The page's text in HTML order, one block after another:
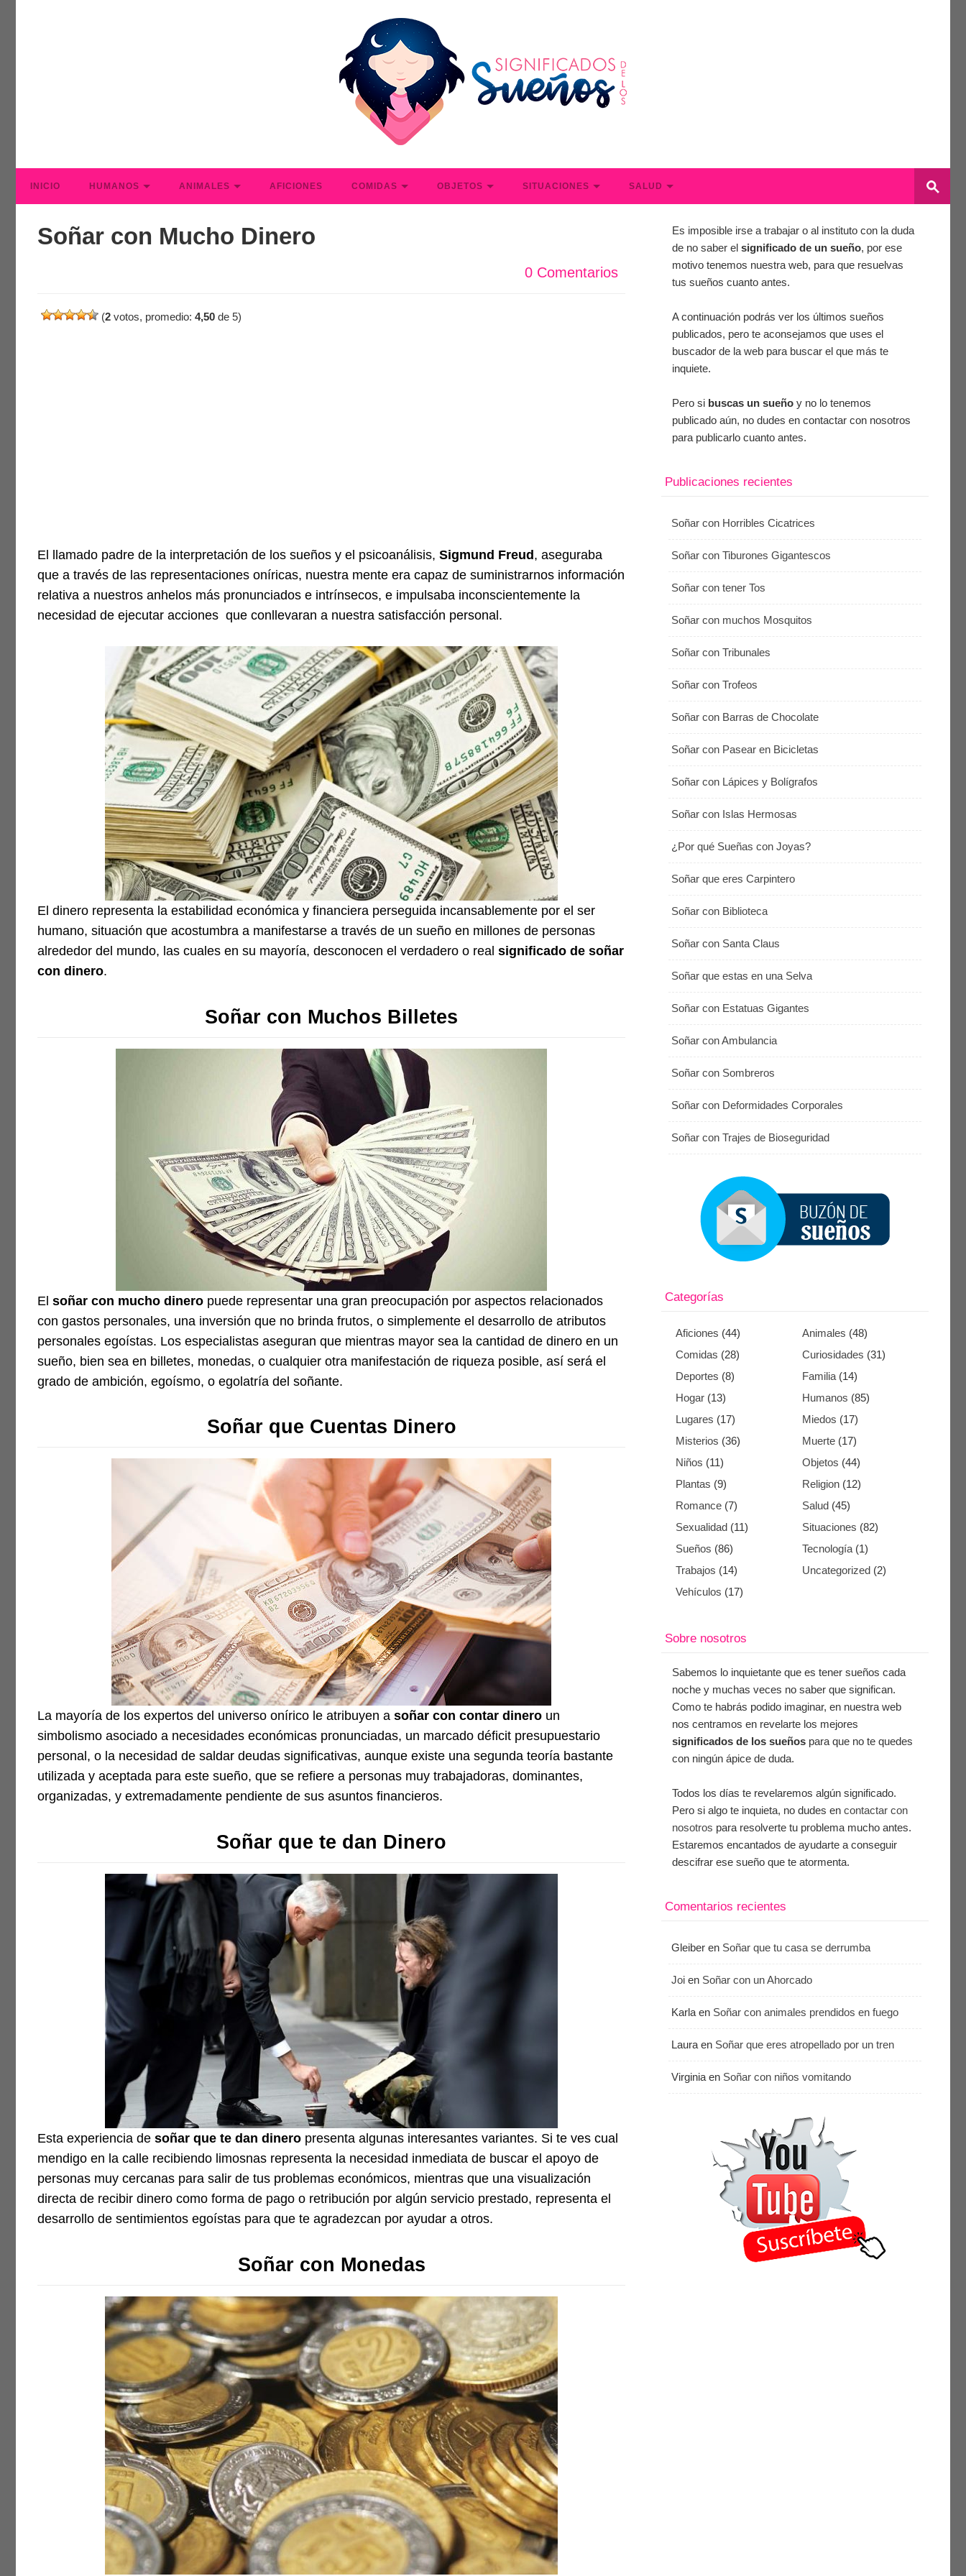
INICIO HUMANOS ANIMALES AFICIONES COMIDAS OBJETOS SITUACIONES SALUD
Soñar con Mucho Dinero
0 Comentarios
(2 votos, promedio: 4,50 de 5)
El llamado padre de la interpretación de los sueños y el psicoanálisis, Sigmund Freud , aseguraba
que a través de las representaciones oníricas, nuestra mente era capaz de suministrarnos información
relativa a nuestros anhelos más pronunciados e intrínsecos, e impulsaba inconscientemente la
necesidad de ejecutar acciones que conllevaran a nuestra satisfacción personal.
El dinero representa la estabilidad económica y financiera perseguida incansablemente por el ser
humano, situación que acostumbra a manifestarse a través de un sueño en millones de personas
alrededor del mundo, las cuales en su mayoría, desconocen el verdadero o real significado de soñar
con dinero.
Soñar con Muchos Billetes
El soñar con mucho dinero puede representar una gran preocupación por aspectos relacionados
con gastos personales, una inversión que no brinda frutos, o simplemente el desarrollo de atributos
personales egoístas. Los especialistas aseguran que mientras mayor sea la cantidad de dinero en un
sueño, bien sea en billetes, monedas, o cualquier otra manifestación de riqueza posible, así será el
grado de ambición, egoísmo, o egolatría del soñante.
Soñar que Cuentas Dinero
La mayoría de los expertos del universo onírico le atribuyen a soñar con contar dinero un
simbolismo asociado a necesidades económicas pronunciadas, un marcado déficit presupuestario
personal, o la necesidad de saldar deudas significativas, aunque existe una segunda teoría bastante
utilizada y aceptada para este sueño, que se refiere a personas muy trabajadoras, dominantes,
organizadas, y extremadamente pendiente de sus asuntos financieros.
Soñar que te dan Dinero
Esta experiencia de soñar que te dan dinero presenta algunas interesantes variantes. Si te ves cual
mendigo en la calle recibiendo limosnas representa la necesidad inmediata de buscar el apoyo de
personas muy cercanas para salir de tus problemas económicos, mientras que una visualización
directa de recibir dinero como forma de pago o retribución por algún servicio prestado, representa el
desarrollo de sentimientos egoístas para que te agradezcan por ayudar a otros.
Soñar con Monedas
Es imposible irse a trabajar o al instituto con la duda
de no saber el significado de un sueño, por ese
motivo tenemos nuestra web, para que resuelvas
tus sueños cuanto antes.
A continuación podrás ver los últimos sueños
publicados, pero te aconsejamos que uses el
buscador de la web para buscar el que más te
inquiete.
Pero si buscas un sueño y no lo tenemos
publicado aún, no dudes en contactar con nosotros
para publicarlo cuanto antes.
Publicaciones recientes
Soñar con Horribles Cicatrices
Soñar con Tiburones Gigantescos
Soñar con tener Tos
Soñar con muchos Mosquitos
Soñar con Tribunales
Soñar con Trofeos
Soñar con Barras de Chocolate
Soñar con Pasear en Bicicletas
Soñar con Lápices y Bolígrafos
Soñar con Islas Hermosas
¿Por qué Sueñas con Joyas?
Soñar que eres Carpintero
Soñar con Biblioteca
Soñar con Santa Claus
Soñar que estas en una Selva
Soñar con Estatuas Gigantes
Soñar con Ambulancia
Soñar con Sombreros
Soñar con Deformidades Corporales
Soñar con Trajes de Bioseguridad
Categorías
Aficiones (44) Animales (48)
Comidas (28) Curiosidades (31)
Deportes (8) Familia (14)
Hogar (13) Humanos (85)
Lugares (17) Miedos (17)
Misterios (36) Muerte (17)
Niños (11) Objetos (44)
Plantas (9) Religion (12)
Romance (7) Salud (45)
Sexualidad (11) Situaciones (82)
Sueños (86) Tecnología (1)
Trabajos (14) Uncategorized (2)
Vehículos (17)
Sobre nosotros
Sabemos lo inquietante que es tener sueños cada
noche y muchas veces no saber que significan.
Como te habrás podido imaginar, en nuestra web
nos centramos en revelarte los mejores
significados de los sueños para que no te quedes
con ningún ápice de duda.
Todos los días te revelaremos algún significado.
Pero si algo te inquieta, no dudes en contactar con
nosotros para resolverte tu problema mucho antes.
Estaremos encantados de ayudarte a conseguir
descifrar ese sueño que te atormenta.
Comentarios recientes
Gleiber en Soñar que tu casa se derrumba
Joi en Soñar con un Ahorcado
Karla en Soñar con animales prendidos en fuego
Laura en Soñar que eres atropellado por un tren
Virginia en Soñar con niños vomitando